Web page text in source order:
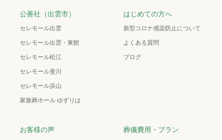
公善社（出雲市）
セレモール出雲
セレモール出雲・東館
セレモール松江
セレモール斐川
セレモール浜山
家族葬ホール ゆずりは
はじめての方へ
新型コロナ感染防止について
よくある質問
ブログ
お客様の声 葬儀費用・プラン